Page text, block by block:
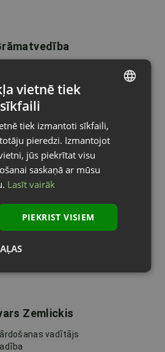
+371 20 227 791
rekini@ripo.lv
Brants
un jumta segumi
Zemlickis
vadītājs
ENGLISH
vietnē tiek
tiek izmantoti sīkfaili,
pieredzi. Izmantojot
jūs piekrītat visu
saskaņā ar mūsu
Lasīt vairāk
PIEKRIST VISIEM